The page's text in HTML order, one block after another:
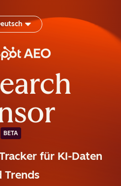
BETA
für KI-Daten
Trends